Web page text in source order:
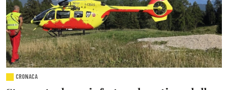
CRONACA